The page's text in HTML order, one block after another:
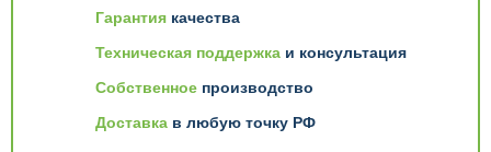
Гарантия качества
Техническая поддержка и консультация
Собственное производство
Доставка в любую точку РФ